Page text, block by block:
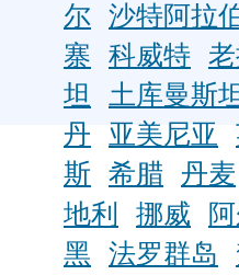
尔
沙特阿拉
寨
科威特
坦
土库曼斯
丹
亚美尼亚
斯 希腊 丹麦
地利
挪威
黑
法罗群岛